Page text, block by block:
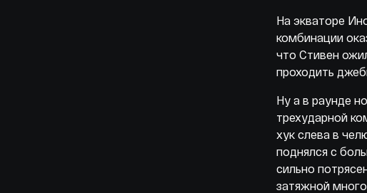
На экваторе
комбинации
что Стивен
проходить
Ну а в раунде
трехударной
хук слева в
поднялся с
сильно
затяжной